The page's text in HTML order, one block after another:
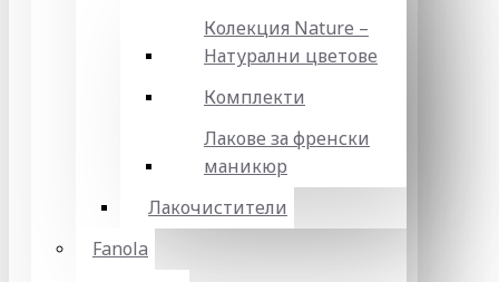
Колекция Nature –
Натурални цветове
Комплекти
Лакове за френски
маникюр
Лакочистители
Fanola